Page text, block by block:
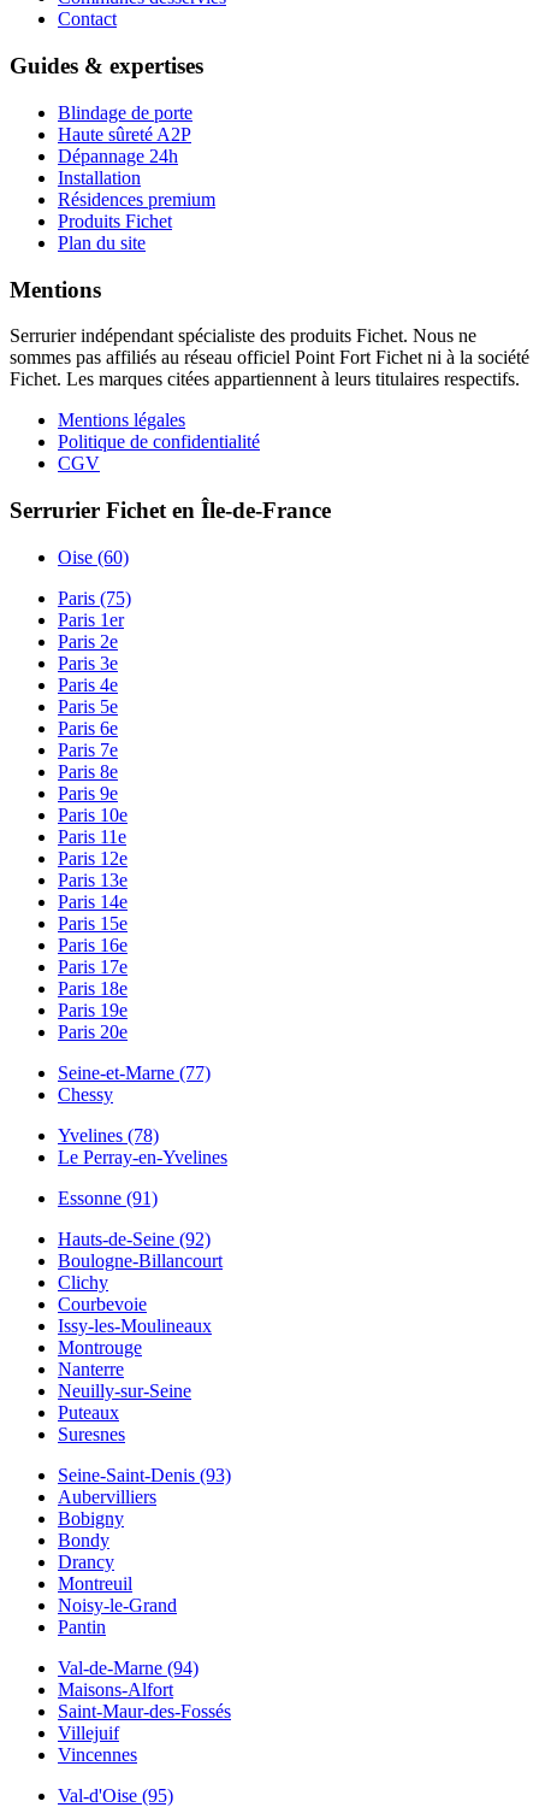
Contact
Guides & expertises
Blindage de porte
Haute sûreté A2P
Dépannage 24h
Installation
Résidences premium
Produits Fichet
Plan du site
Mentions
Serrurier indépendant spécialiste des produits Fichet. Nous ne
sommes pas affiliés au réseau officiel Point Fort Fichet ni à la société
Fichet. Les marques citées appartiennent à leurs titulaires respectifs.
Mentions légales
Politique de confidentialité
CGV
Serrurier Fichet en Île-de-France
Oise (60)
Paris (75)
Paris 1er
Paris 2e
Paris 3e
Paris 4e
Paris 5e
Paris 6e
Paris 7e
Paris 8e
Paris 9e
Paris 10e
Paris 11e
Paris 12e
Paris 13e
Paris 14e
Paris 15e
Paris 16e
Paris 17e
Paris 18e
Paris 19e
Paris 20e
Seine-et-Marne (77)
Chessy
Yvelines (78)
Le Perray-en-Yvelines
Essonne (91)
Hauts-de-Seine (92)
Boulogne-Billancourt
Clichy
Courbevoie
Issy-les-Moulineaux
Montrouge
Nanterre
Neuilly-sur-Seine
Puteaux
Suresnes
Seine-Saint-Denis (93)
Aubervilliers
Bobigny
Bondy
Drancy
Montreuil
Noisy-le-Grand
Pantin
Val-de-Marne (94)
Maisons-Alfort
Saint-Maur-des-Fossés
Villejuif
Vincennes
Val-d'Oise (95)